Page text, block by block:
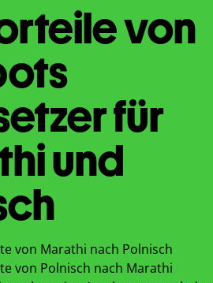
von
für
und
von Marathi nach Polnisch
von Polnisch nach Marathi